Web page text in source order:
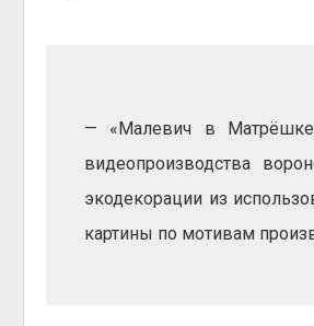
— «Малевич в
видеопроизводства
экодекорации из
картины по мотивам